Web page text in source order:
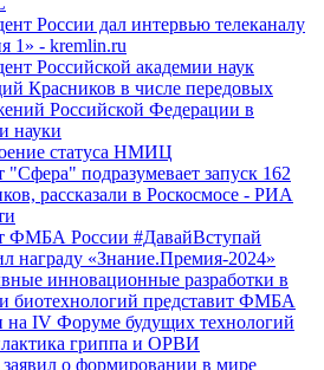
России дал интервью телеканалу
1» - kremlin.ru
Российской академии наук
Красников в числе передовых
Российской Федерации в
науки
статуса НМИЦ
"Сфера" подразумевает запуск 162
рассказали в Роскосмосе - РИА
ФМБА России #ДавайВступай
награду «Знание.Премия-2024»
инновационные разработки в
биотехнологий представит ФМБА
на IV Форуме будущих технологий
гриппа и ОРВИ
о формировании в мире